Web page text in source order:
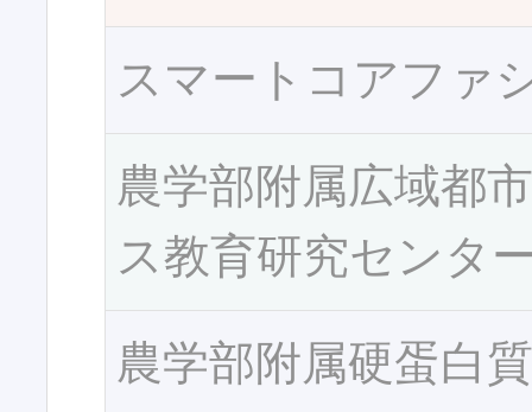
スマートコアファ
農学部附属広域都
ス教育研究センタ
農学部附属硬蛋白